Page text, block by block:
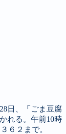
日、「ごま豆腐
れる。午前10時
６２まで。